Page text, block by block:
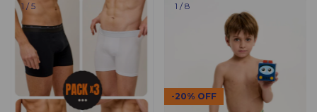
1 / 5 1 / 8
-20% OFF